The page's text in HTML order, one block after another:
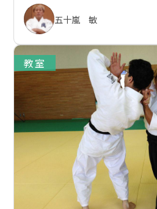
五十嵐 敏
教室